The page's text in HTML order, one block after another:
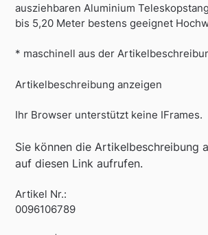
ausziehbaren Aluminium
bis 5,20 Meter bestens geeignet
* maschinell aus der
Artikelbeschreibung anzeigen
Ihr Browser unterstützt keine IFrames.
Sie können die Artikelbeschreibung
auf diesen Link aufrufen.
Artikel Nr.:
0096106789